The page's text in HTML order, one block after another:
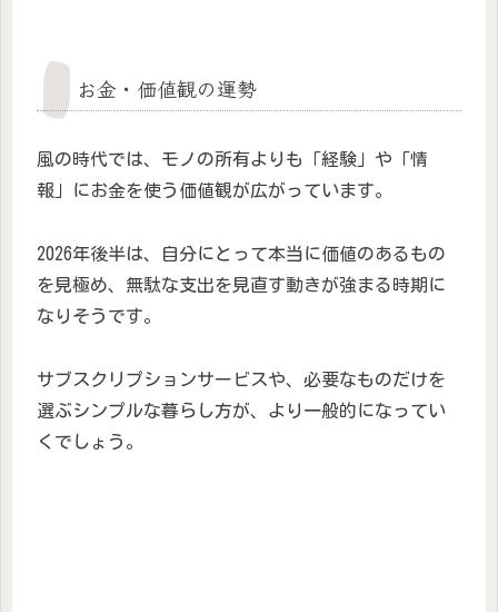
お金・価値観の運勢
風の時代では、モノの所有よりも「経験」や「情
報」にお金を使う価値観が広がっています。
2026年後半は、自分にとって本当に価値のあるもの
を見極め、無駄な支出を見直す動きが強まる時期に
なりそうです。
サブスクリプションサービスや、必要なものだけを
選ぶシンプルな暮らし方が、より一般的になってい
くでしょう。